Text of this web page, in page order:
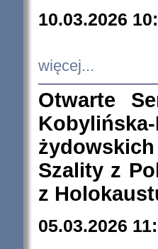
10.03.2026
więcej...
Otwarte
Szality z
z
05.03.2026